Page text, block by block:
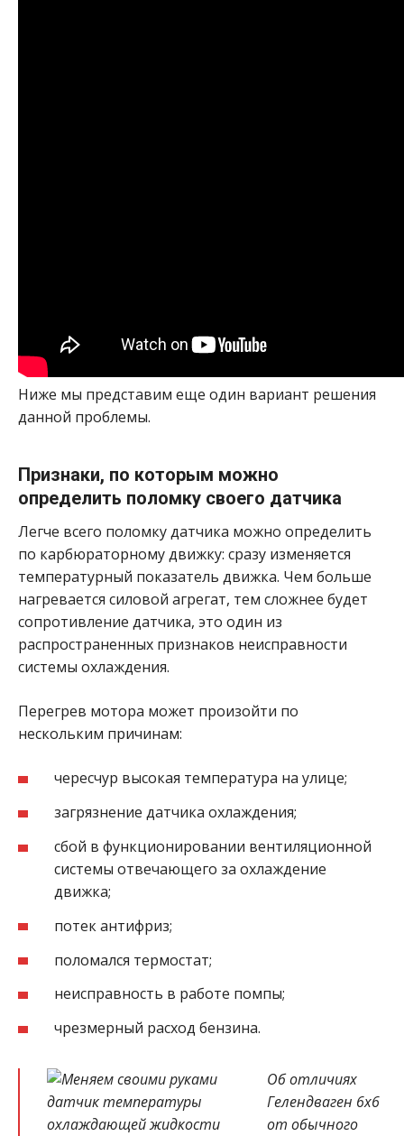
Ниже мы представим еще один вариант решения
данной проблемы.
Признаки, по которым можно
определить поломку своего датчика
Легче всего поломку датчика можно определить
по карбюраторному движку: сразу изменяется
температурный показатель движка. Чем больше
нагревается силовой агрегат, тем сложнее будет
сопротивление датчика, это один из
распространенных признаков неисправности
системы охлаждения.
Перегрев мотора может произойти по
нескольким причинам:
чересчур высокая температура на улице;
загрязнение датчика охлаждения;
сбой в функционировании вентиляционной
системы отвечающего за охлаждение
движка;
потек антифриз;
поломался термостат;
неисправность в работе помпы;
чрезмерный расход бензина.
Об отличиях
Гелендваген 6х6
от обычного